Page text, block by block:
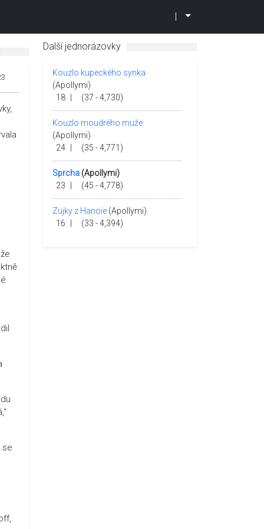
se
Další jednorázovky
Kouzlo kupeckého synka
(Apollymi)
18
(37 - 4,730)
Kouzlo moudrého muže
(Apollymi)
24
(35 - 4,771)
Sprcha (Apollymi)
23
(45 - 4,778)
Zujky z Hanoie (Apollymi)
16
(33 - 4,394)